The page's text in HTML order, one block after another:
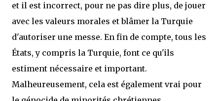
et il est incorrect, pour ne pas dire plus, de jouer
avec les valeurs morales et blâmer la Turquie
d'autoriser une messe. En fin de compte, tous les
États, y compris la Turquie, font ce qu'ils
estiment nécessaire et important.
Malheureusement, cela est également vrai pour